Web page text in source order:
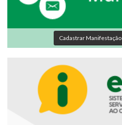
Cadastrar Manifestação